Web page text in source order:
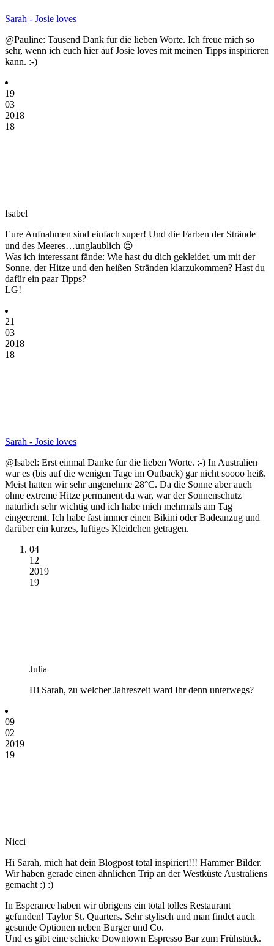
Sarah - Josie loves
@Pauline: Tausend Dank für die lieben Worte. Ich freue mich so
sehr, wenn ich euch hier auf Josie loves mit meinen Tipps inspirieren
kann. :-)
19
03
2018
18
Isabel
Eure Aufnahmen sind einfach super! Und die Farben der Strände
und des Meeres…unglaublich 😍
Was ich interessant fände: Wie hast du dich gekleidet, um mit der
Sonne, der Hitze und den heißen Stränden klarzukommen? Hast du
dafür ein paar Tipps?
LG!
21
03
2018
18
Sarah - Josie loves
@Isabel: Erst einmal Danke für die lieben Worte. :-) In Australien
war es (bis auf die wenigen Tage im Outback) gar nicht soooo heiß.
Meist hatten wir sehr angenehme 28°C. Da die Sonne aber auch
ohne extreme Hitze permanent da war, war der Sonnenschutz
natürlich sehr wichtig und ich habe mich mehrmals am Tag
eingecremt. Ich habe fast immer einen Bikini oder Badeanzug und
darüber ein kurzes, luftiges Kleidchen getragen.
04
12
2019
19
Julia
Hi Sarah, zu welcher Jahreszeit ward Ihr denn unterwegs?
09
02
2019
19
Nicci
Hi Sarah, mich hat dein Blogpost total inspiriert!!! Hammer Bilder.
Wir haben gerade einen ähnlichen Trip an der Westküste Australiens
gemacht :) :)
In Esperance haben wir übrigens ein total tolles Restaurant
gefunden! Taylor St. Quarters. Sehr stylisch und man findet auch
gesunde Optionen neben Burger und Co.
Und es gibt eine schicke Downtown Espresso Bar zum Frühstück.